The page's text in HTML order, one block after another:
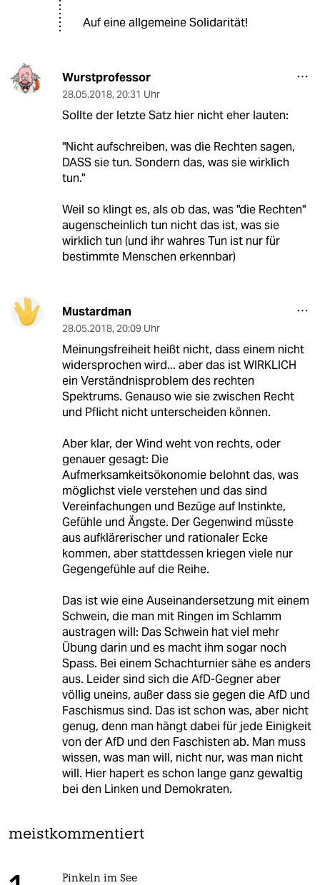
Auf eine allgemeine Solidarität!
Wurstprofessor
28.05.2018, 20:31 Uhr
Sollte der letzte Satz hier nicht eher lauten:
"Nicht aufschreiben, was die Rechten sagen,
DASS sie tun. Sondern das, was sie wirklich
tun."
Weil so klingt es, als ob das, was "die Rechten"
augenscheinlich tun nicht das ist, was sie
wirklich tun (und ihr wahres Tun ist nur für
bestimmte Menschen erkennbar)
Mustardman
28.05.2018, 20:09 Uhr
Meinungsfreiheit heißt nicht, dass einem nicht
widersprochen wird... aber das ist WIRKLICH
ein Verständnisproblem des rechten
Spektrums. Genauso wie sie zwischen Recht
und Pflicht nicht unterscheiden können.
Aber klar, der Wind weht von rechts, oder
genauer gesagt: Die
Aufmerksamkeitsökonomie belohnt das, was
möglichst viele verstehen und das sind
Vereinfachungen und Bezüge auf Instinkte,
Gefühle und Ängste. Der Gegenwind müsste
aus aufklärerischer und rationaler Ecke
kommen, aber stattdessen kriegen viele nur
Gegengefühle auf die Reihe.
Das ist wie eine Auseinandersetzung mit einem
Schwein, die man mit Ringen im Schlamm
austragen will: Das Schwein hat viel mehr
Übung darin und es macht ihm sogar noch
Spass. Bei einem Schachturnier sähe es anders
aus. Leider sind sich die AfD-Gegner aber
völlig uneins, außer dass sie gegen die AfD und
Faschismus sind. Das ist schon was, aber nicht
genug, denn man hängt dabei für jede Einigkeit
von der AfD und den Faschisten ab. Man muss
wissen, was man will, nicht nur, was man nicht
will. Hier hapert es schon lange ganz gewaltig
bei den Linken und Demokraten.
meistkommentiert
Pinkeln im See